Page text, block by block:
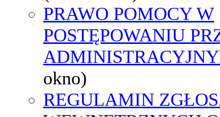
PRAWO POMOCY W
POSTĘPOWANIU
okno)
REGULAMIN